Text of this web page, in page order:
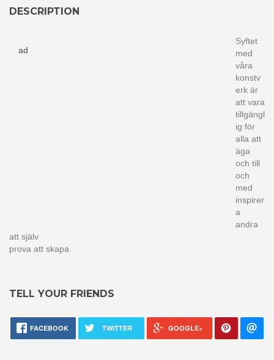
DESCRIPTION
ad
Syftet
med
våra
konstv
erk är
att vara
tillgängl
ig för
alla att
äga
och till
och
med
inspirer
a
andra
att själv
prova att skapa.
TELL YOUR FRIENDS
FACEBOOK TWITTER GOOGLE+